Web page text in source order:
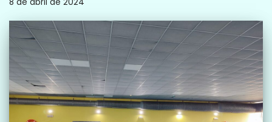
8 de abril de 2024